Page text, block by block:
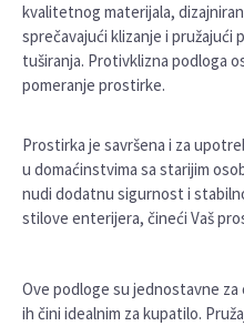
kvalitetnog materijala,
sprečavajući klizanje i pružajući
tuširanja. Protivklizna podloga
pomeranje prostirke.
Prostirka je savršena i za
u domaćinstvima sa starijim
nudi dodatnu sigurnost i
stilove enterijera, čineći Vaš
Ove podloge su jednostavne
ih čini idealnim za kupatilo.